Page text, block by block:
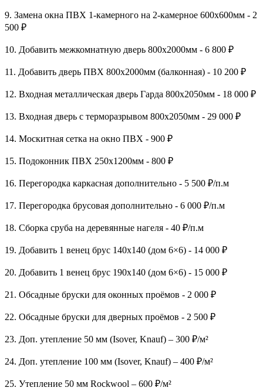
9. Замена окна ПВХ 1-камерного на 2-камерное 600х600мм - 2
500 ₽
10. Добавить межкомнатную дверь 800х2000мм - 6 800 ₽
11. Добавить дверь ПВХ 800х2000мм (балконная) - 10 200 ₽
12. Входная металлическая дверь Гарда 800х2050мм - 18 000 ₽
13. Входная дверь с терморазрывом 800х2050мм - 29 000 ₽
14. Москитная сетка на окно ПВХ - 900 ₽
15. Подоконник ПВХ 250х1200мм - 800 ₽
16. Перегородка каркасная дополнительно - 5 500 ₽/п.м
17. Перегородка брусовая дополнительно - 6 000 ₽/п.м
18. Сборка сруба на деревянные нагеля - 40 ₽/п.м
19. Добавить 1 венец брус 140х140 (дом 6×6) - 14 000 ₽
20. Добавить 1 венец брус 190х140 (дом 6×6) - 15 000 ₽
21. Обсадные бруски для оконных проёмов - 2 000 ₽
22. Обсадные бруски для дверных проёмов - 2 500 ₽
23. Доп. утепление 50 мм (Isover, Knauf) – 300 ₽/м²
24. Доп. утепление 100 мм (Isover, Knauf) – 400 ₽/м²
25. Утепление 50 мм Rockwool – 600 ₽/м²